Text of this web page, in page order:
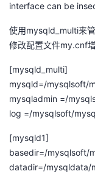
interface can be
使用mysqld_multi来
修改配置文件my.cnf
[mysqld_multi]
mysqld=/mysqlsoft/
mysqladmin =/
log =/mysqlsoft/
[mysqld1]
basedir=/mysqlsoft/
datadir=/mysqldata/